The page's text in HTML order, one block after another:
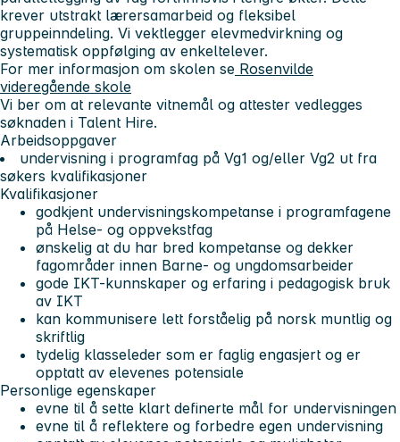
krever utstrakt lærersamarbeid og fleksibel
gruppeinndeling. Vi vektlegger elevmedvirkning og
systematisk oppfølging av enkeltelever.
For mer informasjon om skolen se Rosenvilde
videregående skole
Vi ber om at relevante vitnemål og attester vedlegges
søknaden i Talent Hire.
Arbeidsoppgaver
undervisning i programfag på Vg1 og/eller Vg2 ut fra
søkers kvalifikasjoner
Kvalifikasjoner
godkjent undervisningskompetanse i programfagene
på Helse- og oppvekstfag
ønskelig at du har bred kompetanse og dekker
fagområder innen Barne- og ungdomsarbeider
gode IKT-kunnskaper og erfaring i pedagogisk bruk
av IKT
kan kommunisere lett forståelig på norsk muntlig og
skriftlig
tydelig klasseleder som er faglig engasjert og er
opptatt av elevenes potensiale
Personlige egenskaper
evne til å sette klart definerte mål for undervisningen
evne til å reflektere og forbedre egen undervisning